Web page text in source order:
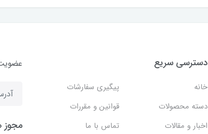
دسترسی سریع
خانه
پیگیری سفارشات
دسته محصولات
قوانین و مقررات
اخبار و مقالات
تماس با ما مجوز